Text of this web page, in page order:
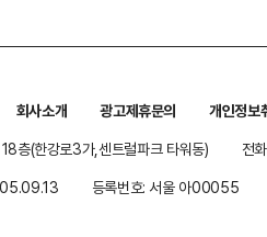
회사소개 광고제휴문의
개인정보
층(한강로3가,센트럴파크 타워동)
전
등록번호: 서울 아00055